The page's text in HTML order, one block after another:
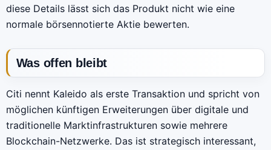
diese Details lässt sich das Produkt nicht wie eine
normale börsennotierte Aktie bewerten.
Was offen bleibt
Citi nennt Kaleido als erste Transaktion und spricht von
möglichen künftigen Erweiterungen über digitale und
traditionelle Marktinfrastrukturen sowie mehrere
Blockchain-Netzwerke. Das ist strategisch interessant,